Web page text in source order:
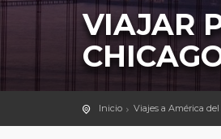
VIAJAR
Inicio Viajes a América